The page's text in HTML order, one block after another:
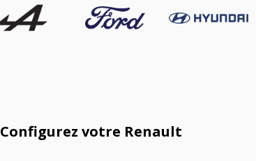
Configurez votre Renault